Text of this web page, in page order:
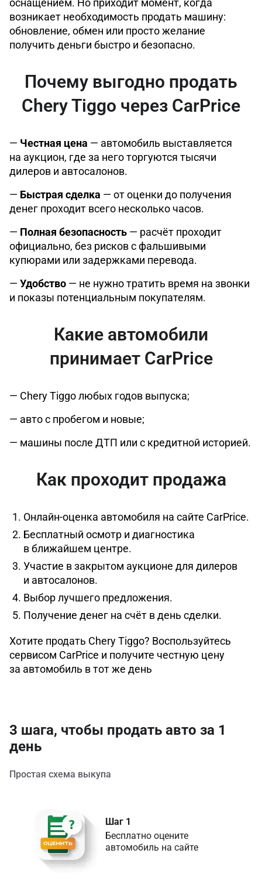
оснащением. Но приходит момент, когда
возникает необходимость продать машину:
обновление, обмен или просто желание
получить деньги быстро и безопасно.
Почему выгодно продать
Chery Tiggo через CarPrice
— Честная цена — автомобиль выставляется
на аукцион, где за него торгуются тысячи
дилеров и автосалонов.
— Быстрая сделка — от оценки до получения
денег проходит всего несколько часов.
— Полная безопасность — расчёт проходит
официально, без рисков с фальшивыми
купюрами или задержками перевода.
— Удобство — не нужно тратить время на звонки
и показы потенциальным покупателям.
Какие автомобили
принимает CarPrice
— Chery Tiggo любых годов выпуска;
— авто с пробегом и новые;
— машины после ДТП или с кредитной историей.
Как проходит продажа
Онлайн-оценка автомобиля на сайте CarPrice.
Бесплатный осмотр и диагностика
в ближайшем центре.
Участие в закрытом аукционе для дилеров
и автосалонов.
Выбор лучшего предложения.
Получение денег на счёт в день сделки.
Хотите продать Chery Tiggo? Воспользуйтесь
сервисом CarPrice и получите честную цену
за автомобиль в тот же день
3 шага, чтобы продать авто за 1
день
Простая схема выкупа
Шаг 1
Бесплатно оцените